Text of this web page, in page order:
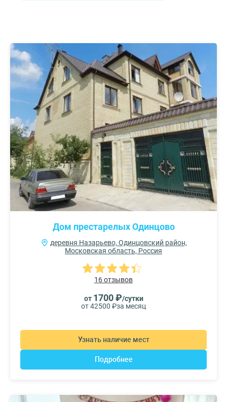
Дом престарелых Одинцово
деревня Назарьево, Одинцовский район,
Московская область, Россия
16 отзывов
от 1700 ₽/сутки
от 42500 ₽за месяц
Узнать наличие мест
Подробнее